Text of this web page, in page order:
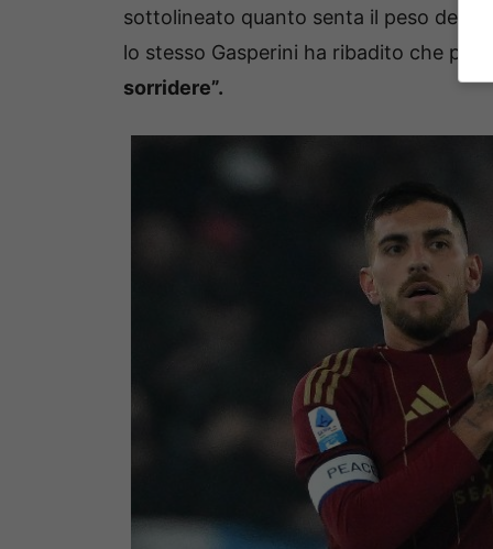
sottolineato quanto senta il peso della
lo stesso Gasperini ha ribadito che può
sorridere”.